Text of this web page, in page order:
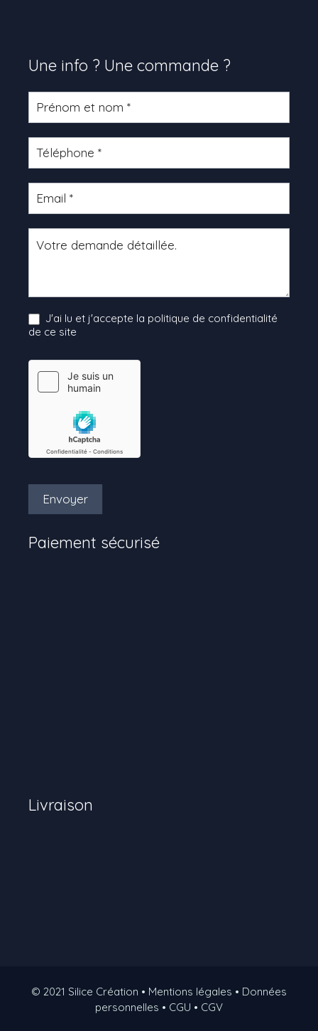
Une info ? Une commande ?
Formulaire
produit
J'ai lu et j'accepte la politique de confidentialité
de ce site
Envoyer
Paiement sécurisé
Livraison
© 2021 Silice Création • Mentions légales • Données
personnelles • CGU • CGV